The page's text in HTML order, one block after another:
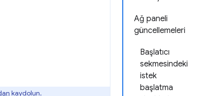
Ağ paneli
güncellemeleri
Başlatıcı
sekmesindeki
istek
başlatma
kaydolun.